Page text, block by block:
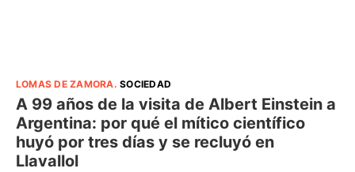
LOMAS DE ZAMORA.SOCIEDAD
A 99 años de la visita de Albert Einstein a
Argentina: por qué el mítico científico
huyó por tres días y se recluyó en
Llavallol